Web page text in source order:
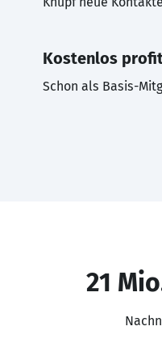
Kostenlos
Schon als Basis-
21